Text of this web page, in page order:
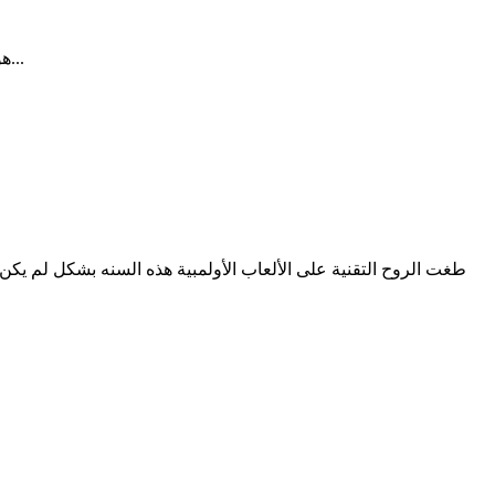
اعلن موقع يوتيوب ان فيديو كليب أغنية GANGNAM STYLE هو اكثر فيديو تم مشاهدته على الاطلاق بعدد مرات مشاهده 805 مليون مشاهده...
طغت الروح التقنية على الألعاب الأولمبية هذه السنه بشكل لم يكن